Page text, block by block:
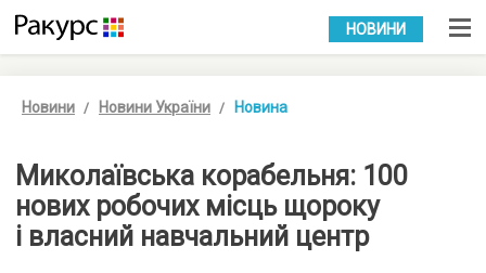
УКР РУС
НОВИНИ
Новини Новини України Новина
Миколаївська корабельня: 100
нових робочих місць щороку
і власний навчальний центр